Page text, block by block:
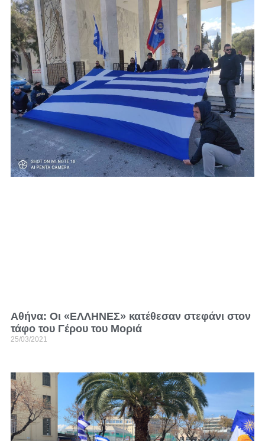
Αθήνα: Οι «ΕΛΛΗΝΕΣ» κατέθεσαν στεφάνι στον
τάφο του Γέρου του Μοριά
25/03/2021